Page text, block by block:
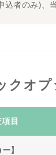
込者のみ)、
クオ
目
】